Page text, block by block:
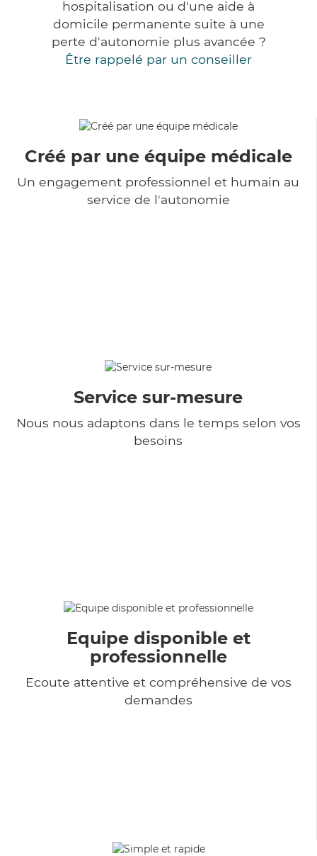
hospitalisation ou d'une aide à
domicile permanente suite à une
perte d'autonomie plus avancée ?
Être rappelé par un conseiller
Créé par une équipe médicale
Un engagement professionnel et humain au
service de l'autonomie
Service sur-mesure
Nous nous adaptons dans le temps selon vos
besoins
Equipe disponible et
professionnelle
Ecoute attentive et compréhensive de vos
demandes